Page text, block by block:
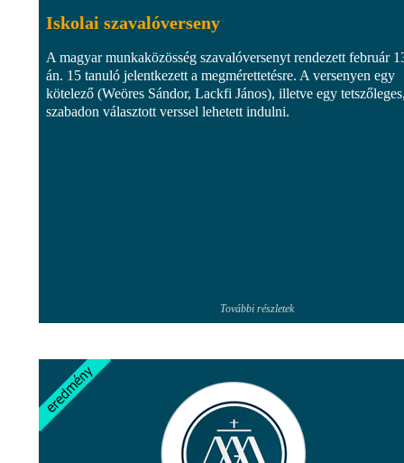
Iskolai szavalóverseny
A magyar munkaközösség szavalóversenyt rendezett február
án. 15 tanuló jelentkezett a megmérettetésre. A versenyen egy
kötelező (Weöres Sándor, Lackfi János), illetve egy
szabadon választott verssel lehetett indulni.
További részletek